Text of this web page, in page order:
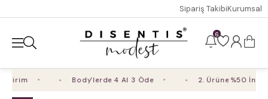
Sipariş TakibiKurumsal
6
Body'lerde 4 Al 3 Öde 2. Ürüne %50 İndirim